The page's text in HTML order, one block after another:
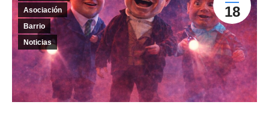
18
Asociación
Barrio
Noticias